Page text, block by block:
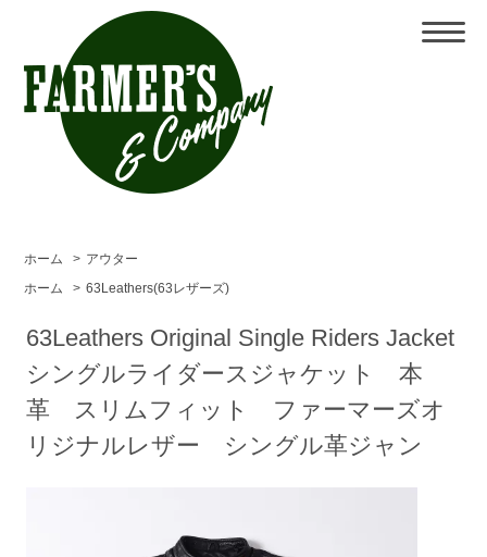
ホーム > アウター
ホーム
> 63Leathers(63レザーズ)
63Leathers Original Single Riders Jacket
シングルライダースジャケット 本
革 スリムフィット ファーマーズオ
リジナルレザー シングル革ジャン